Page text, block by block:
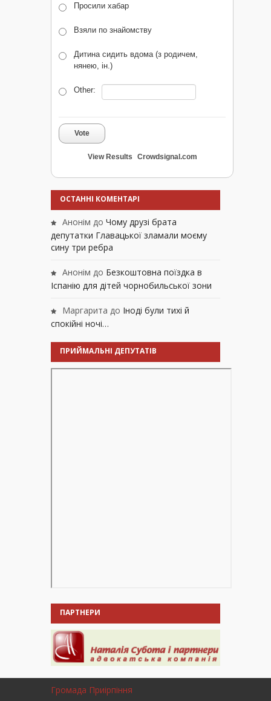
Просили хабар
Взяли по знайомству
Дитина сидить вдома (з родичем,
нянею, ін.)
Other:
Vote
View Results Crowdsignal.com
ОСТАННІ КОМЕНТАРІ
Анонім до Чому друзі брата
депутатки Главацької зламали моєму
сину три ребра
Анонім до Безкоштовна поїздка в
Іспанію для дітей чорнобильської зони
Маргарита до Іноді були тихі й
спокійні ночі…
ПРИЙМАЛЬНІ ДЕПУТАТІВ
ПАРТНЕРИ
Громада Приірпіння